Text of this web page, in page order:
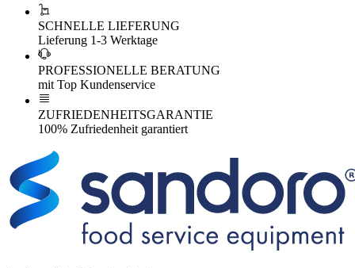
SCHNELLE LIEFERUNG
Lieferung 1-3 Werktage
PROFESSIONELLE BERATUNG
mit Top Kundenservice
ZUFRIEDENHEITSGARANTIE
100% Zufriedenheit garantiert